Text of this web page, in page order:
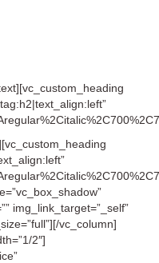
img_link_target=”_self”
vc_column]
2″]